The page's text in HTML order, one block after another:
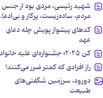
شهید رئیسی، مردی بود از جنس
مردم، ساده‌زیست، پرکار و بی‌ادعا.
کدهای پیشواز پویش چله دعای
عهد
کن ۲۰۲۵؛ جشنواره‌ای علیه خانواده
راز افرادی که کمتر ضرر می‌کنند!
دورود، سرزمین شگفتی‌های
طبیعت